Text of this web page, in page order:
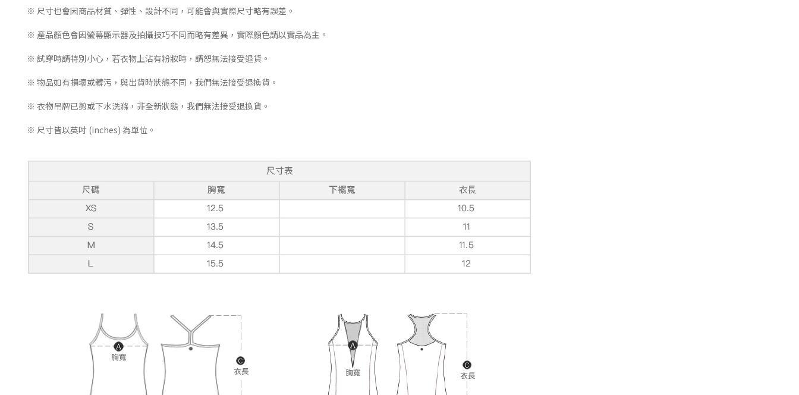
※ 尺寸也會因商品材質、彈性、設計不同，可能會與實際尺寸略有誤差。
※ 產品顏色會因螢幕顯示器及拍攝技巧不同而略有差異，實際顏色請以實品為主。
※ 試穿時請特別小心，若衣物上沾有粉妝時，請恕無法接受退貨。
※ 物品如有損壞或髒污，與出貨時狀態不同，我們無法接受退換貨。
※ 衣物吊牌已剪或下水洗滌，非全新狀態，我們無法接受退換貨。
※ 尺寸皆以英吋 (inches) 為單位。